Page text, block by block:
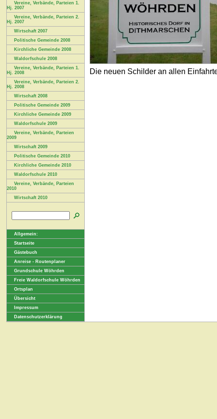
Vereine, Verbände, Parteien 1.
Hj. 2007
Vereine, Verbände, Parteien 2.
Hj. 2007
Wirtschaft 2007
Politische Gemeinde 2008
Kirchliche Gemeinde 2008
Waldorfschule 2008
Vereine, Verbände, Parteien 1.
Hj. 2008
Vereine, Verbände, Parteien 2.
Hj. 2008
Wirtschaft 2008
Politische Gemeinde 2009
Kirchliche Gemeinde 2009
Waldorfschule 2009
Vereine, Verbände, Parteien
2009
Wirtschaft 2009
Politische Gemeinde 2010
Kirchliche Gemeinde 2010
Waldorfschule 2010
Vereine, Verbände, Parteien
2010
Wirtschaft 2010
Allgemein:
Startseite
Gästebuch
Anreise - Routenplaner
Grundschule Wöhrden
Freie Waldorfschule Wöhrden
Ortsplan
Übersicht
Impressum
Datenschutzerklärung
Die neuen Schilder an allen